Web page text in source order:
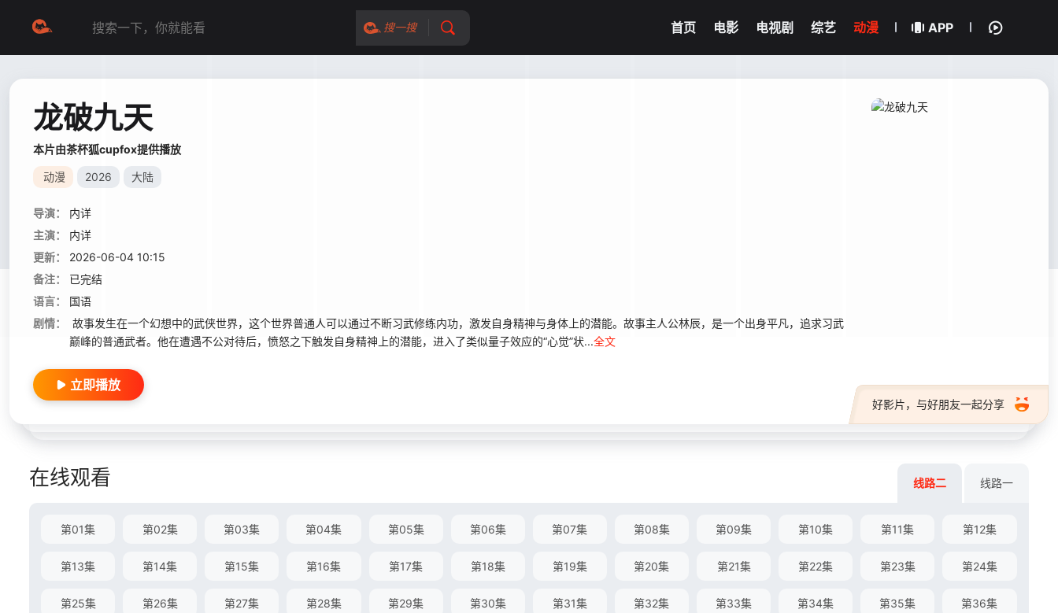
搜一搜 首页 电影 电视剧 综艺 动漫 APP
龙破九天
本片由茶杯狐cupfox提供播放
动漫 2026 大陆
导演：
内详
主演：
内详
更新：
2026-06-04 10:15
备注：
已完结
语言：
国语
剧情：
故事发生在一个幻想中的武侠世界，这个世界普通人可以通过不断习武修练内功，激发自身精神与身体上的潜能。故事主人公林辰，是一个出身平凡，追求习武
巅峰的普通武者。他在遭遇不公对待后，愤怒之下触发自身精神上的潜能，进入了类似量子效应的“心觉”状...全文
好影片，与好朋友一起分享
立即播放
在线观看 线路二 线路一
第01集 第02集 第03集 第04集 第05集 第06集 第07集 第08集 第09集 第10集 第11集 第12集
第13集 第14集 第15集 第16集 第17集 第18集 第19集 第20集 第21集 第22集 第23集 第24集
第25集 第26集 第27集 第28集 第29集 第30集 第31集 第32集 第33集 第34集 第35集 第36集